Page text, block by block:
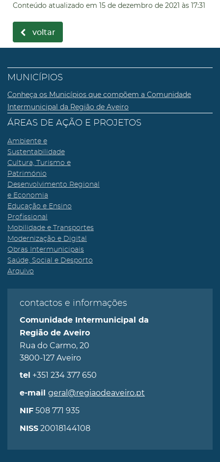
Conteúdo atualizado em 15 de dezembro de 2021 às 17:31
voltar
MUNICÍPIOS
Conheça os Municípios que compõem a Comunidade
Intermunicipal da Região de Aveiro
ÁREAS DE AÇÃO E PROJETOS
Ambiente e
Sustentabilidade
Cultura, Turismo e
Património
Desenvolvimento Regional
e Economia
Educação e Ensino
Profissional
Mobilidade e Transportes
Modernização e Digital
Obras Intermunicipais
Saúde, Social e Desporto
Arquivo
contactos e informações
Comunidade Intermunicipal da
Região de Aveiro
Rua do Carmo, 20
3800-127 Aveiro
tel +351 234 377 650
e-mail geral@regiaodeaveiro.pt
NIF 508 771 935
NISS 20018144108